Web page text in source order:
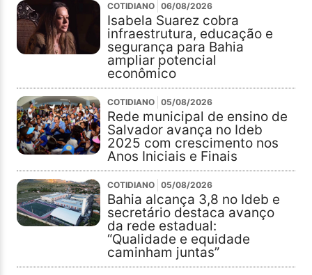
COTIDIANO 06/08/2026
Isabela Suarez cobra
infraestrutura, educação e
segurança para Bahia
ampliar potencial
econômico
COTIDIANO 05/08/2026
Rede municipal de ensino de
Salvador avança no Ideb
2025 com crescimento nos
Anos Iniciais e Finais
COTIDIANO 05/08/2026
Bahia alcança 3,8 no Ideb e
secretário destaca avanço
da rede estadual:
“Qualidade e equidade
caminham juntas”